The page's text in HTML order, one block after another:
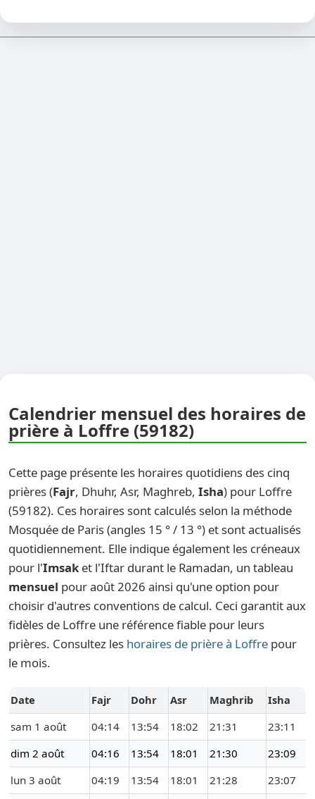
Calendrier mensuel des horaires de
prière à Loffre (59182)
Cette page présente les horaires quotidiens des cinq
prières (Fajr, Dhuhr, Asr, Maghreb, Isha) pour Loffre
(59182). Ces horaires sont calculés selon la méthode
Mosquée de Paris (angles 15 ° / 13 °) et sont actualisés
quotidiennement. Elle indique également les créneaux
pour l'Imsak et l'Iftar durant le Ramadan, un tableau
mensuel pour août 2026 ainsi qu'une option pour
choisir d'autres conventions de calcul. Ceci garantit aux
fidèles de Loffre une référence fiable pour leurs
prières. Consultez les horaires de prière à Loffre pour
le mois.
Date Fajr Dohr Asr Maghrib
Isha
sam 1 août
04:14 13:54 18:02 21:31
23:11
dim 2 août
04:16 13:54 18:01 21:30
23:09
lun 3 août
04:19 13:54 18:01 21:28
23:07